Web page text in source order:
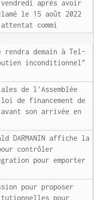
vendredi après avoir
le 15 août 2022
commi
rendra demain à Tel-
inconditionnel"
de l'Assemblée
de financement de
son arrivée en
affiche la
contrôler
pour emporter
pour proposer
pour